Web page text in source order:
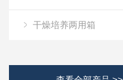
干燥培养两用箱